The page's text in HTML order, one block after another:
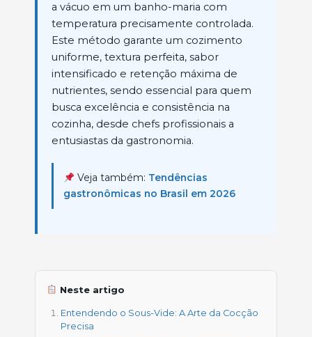
a vácuo em um banho-maria com
temperatura precisamente controlada.
Este método garante um cozimento
uniforme, textura perfeita, sabor
intensificado e retenção máxima de
nutrientes, sendo essencial para quem
busca excelência e consistência na
cozinha, desde chefs profissionais a
entusiastas da gastronomia.
Veja também: Tendências
gastronômicas no Brasil em 2026
Neste artigo
Entendendo o Sous-Vide: A Arte da Cocção
Precisa